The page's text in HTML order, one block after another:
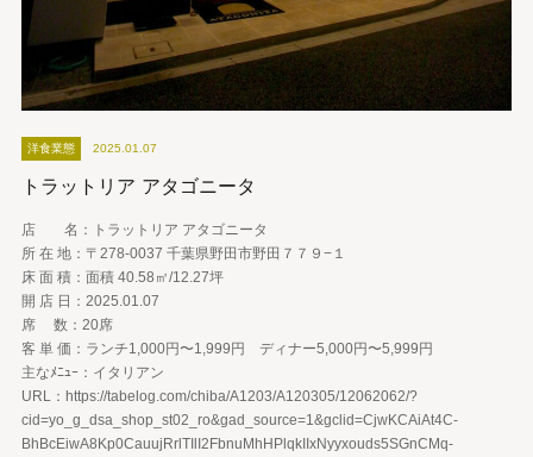
洋食業態 2025.01.07
トラットリア アタゴニータ
店 名：トラットリア アタゴニータ
所 在 地：〒278-0037 千葉県野田市野田７７９−１
床 面 積：面積 40.58㎡/12.27坪
開 店 日：2025.01.07
席 数：20席
客 単 価：ランチ1,000円〜1,999円 ディナー5,000円〜5,999円
主なﾒﾆｭｰ：イタリアン
URL：https://tabelog.com/chiba/A1203/A120305/12062062/?
cid=yo_g_dsa_shop_st02_ro&gad_source=1&gclid=CjwKCAiAt4C-
BhBcEiwA8Kp0CauujRrlTIlI2FbnuMhHPlqkIIxNyyxouds5SGnCMq-